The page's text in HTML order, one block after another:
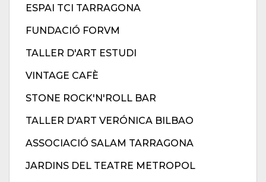
ESPAI TCI TARRAGONA
FUNDACIÓ FORVM
TALLER D'ART ESTUDI
VINTAGE CAFÈ
STONE ROCK'N'ROLL BAR
TALLER D'ART VERÓNICA BILBAO
ASSOCIACIÓ SALAM TARRAGONA
JARDINS DEL TEATRE METROPOL